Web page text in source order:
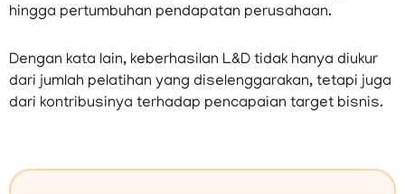
hingga pertumbuhan pendapatan perusahaan.
Dengan kata lain, keberhasilan L&D tidak hanya diukur
dari jumlah pelatihan yang diselenggarakan, tetapi juga
dari kontribusinya terhadap pencapaian target bisnis.